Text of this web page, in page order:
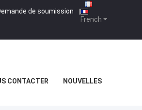
French
de soumission |
CONTACTER NOUVELLES